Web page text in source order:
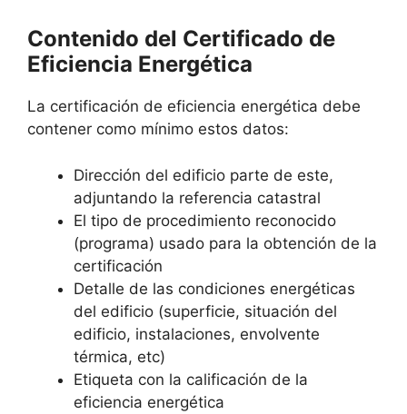
Contenido del Certificado de
Eficiencia Energética
La certificación de eficiencia energética debe
contener como mínimo estos datos:
Dirección del edificio parte de este,
adjuntando la referencia catastral
El tipo de procedimiento reconocido
(programa) usado para la obtención de la
certificación
Detalle de las condiciones energéticas
del edificio (superficie, situación del
edificio, instalaciones, envolvente
térmica, etc)
Etiqueta con la calificación de la
eficiencia energética